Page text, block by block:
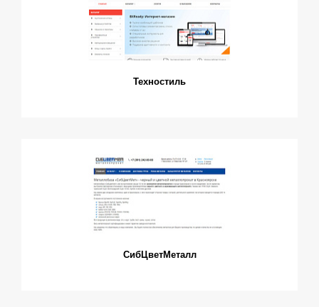
Техностиль
СибЦветМеталл